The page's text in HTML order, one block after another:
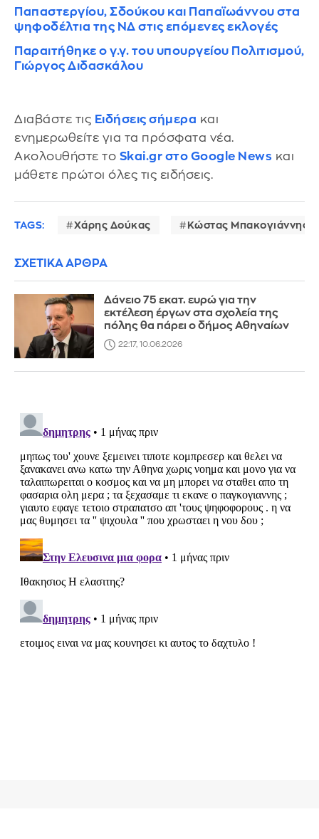
Παπαστεργίου, Σδούκου και Παπαϊωάννου στα
ψηφοδέλτια της ΝΔ στις επόμενες εκλογές
Παραιτήθηκε ο γ.γ. του υπουργείου Πολιτισμού,
Γιώργος Διδασκάλου
Διαβάστε τις Ειδήσεις σήμερα και
ενημερωθείτε για τα πρόσφατα νέα.
Ακολουθήστε το Skai.gr στο Google News και
μάθετε πρώτοι όλες τις ειδήσεις.
TAGS: Χάρης Δούκας Κώστας Μπακογιάννης
ΣΧΕΤΙΚΑ ΑΡΘΡΑ
Δάνειο 75 εκατ. ευρώ για την
εκτέλεση έργων στα σχολεία της
πόλης θα πάρει ο δήμος Αθηναίων
22:17, 10.06.2026